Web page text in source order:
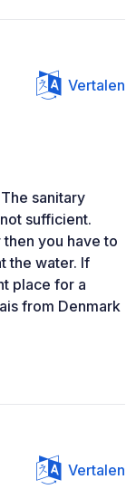
Vertalen
sanitary
sufficient.
you have to
the water. If
place for a
from Denmark
Vertalen